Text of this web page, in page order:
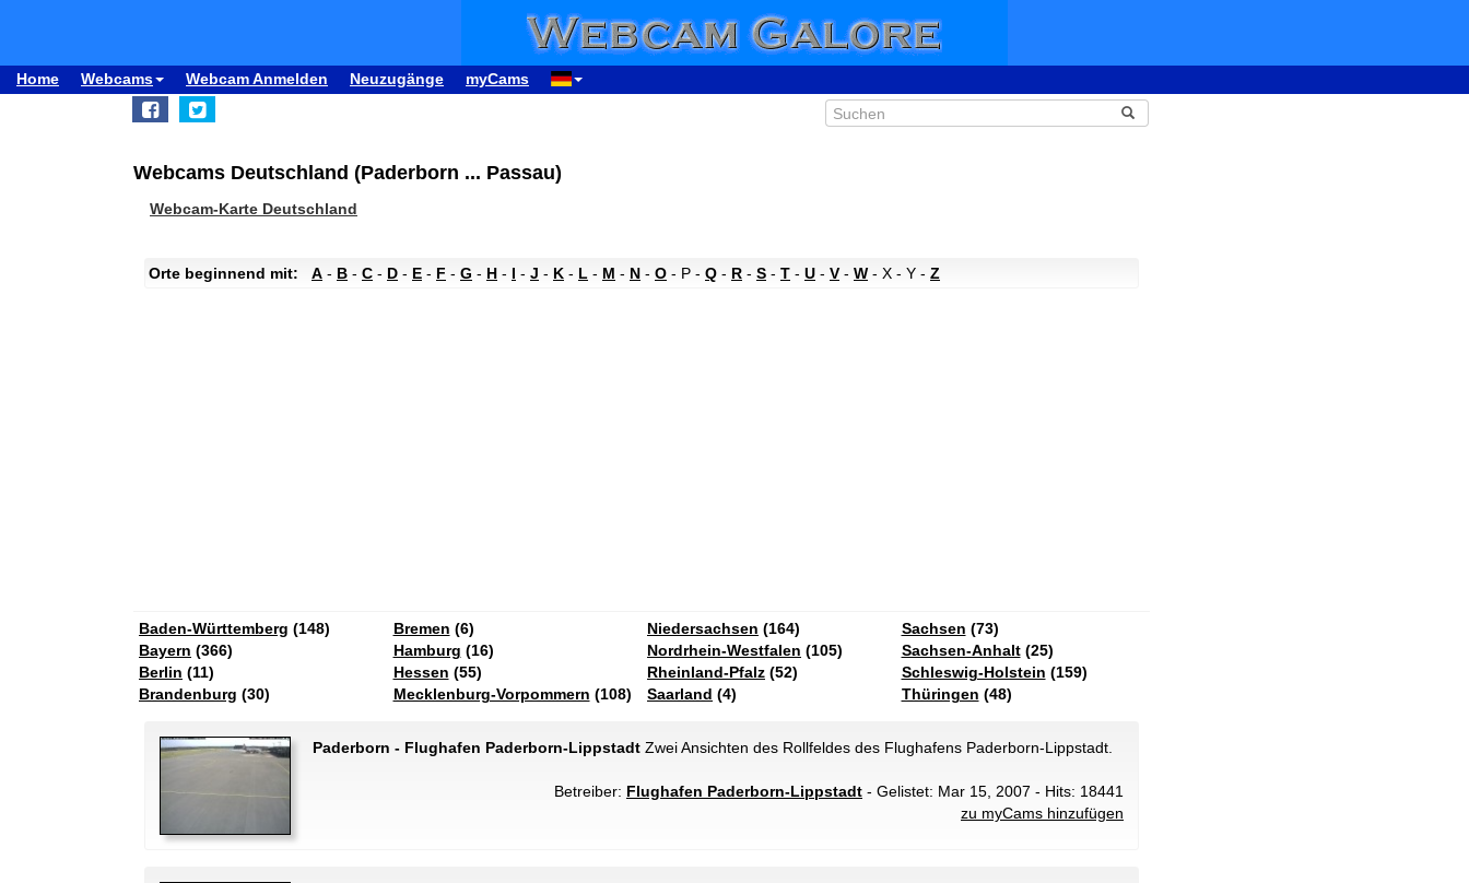
Home Webcams Webcam Anmelden Neuzugänge myCams
Webcams Deutschland (Paderborn ... Passau)
Webcam-Karte Deutschland
Orte beginnend mit: A - B - C - D - E - F - G - H - I - J - K - L - M - N - O - P - Q - R - S - T - U - V- W- X - Y - Z
Baden-Württemberg (148)
Bayern (366)
Berlin (11)
Brandenburg (30)
Bremen (6)
Hamburg (16)
Hessen (55)
Mecklenburg-Vorpommern (108)
Niedersachsen (164)
Nordrhein-Westfalen (105)
Rheinland-Pfalz (52)
Saarland (4)
Sachsen (73)
Sachsen-Anhalt(25)
Schleswig-Holstein (159)
Thüringen (48)
Paderborn - Flughafen Paderborn-Lippstadt Zwei Ansichten des Rollfeldes des Flughafens Paderborn-Lippstadt.
Betreiber: Flughafen Paderborn-Lippstadt - Gelistet: Mar 15, 2007 - Hits: 18441
zu myCams hinzufügen